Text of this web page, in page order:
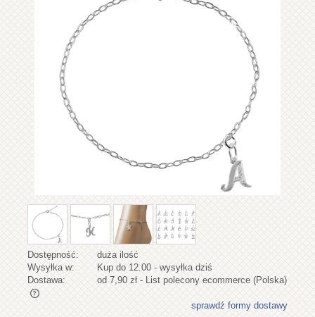
Dostępność:
duża ilość
Wysyłka w:
Kup do 12.00 - wysyłka dziś
Dostawa:
od 7,90 zł - List polecony ecommerce (Polska)
Cena nie zawiera ewentualnych kosztów płatności
sprawdź formy dostawy